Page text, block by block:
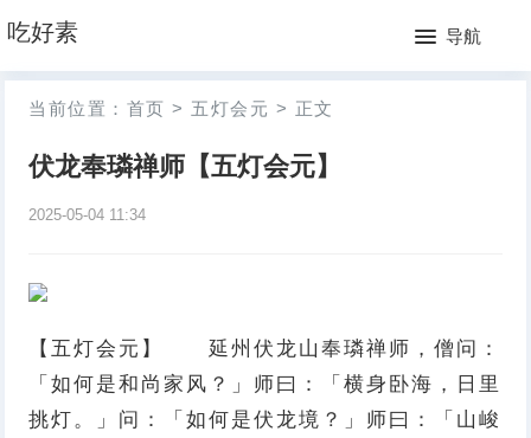
吃好素 导航
网
站
月
当前位置： 首页 > 五灯会元 > 正文
伏龙奉璘禅师【五灯会元】
2025-05-04 11:34
【五灯会元】 延州伏龙山奉璘禅师，僧问：
「如何是和尚家风？」师曰：「横身卧海，日里
挑灯。」问：「如何是伏龙境？」师曰：「山峻